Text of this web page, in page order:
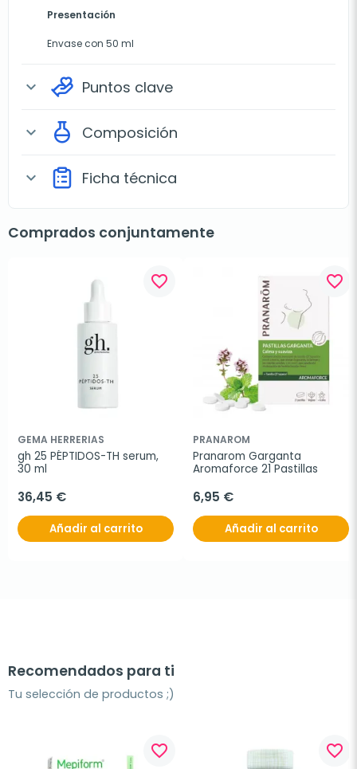
Presentación
Envase con 50 ml
expand_more Puntos clave
expand_more Composición
expand_more Ficha técnica
Comprados conjuntamente
favorite_border
GEMA HERRERIAS
gh 25 PÉPTIDOS-TH serum,
30 ml
36,45 €
Añadir al carrito
favorite_border
PRANAROM
Pranarom Garganta
Aromaforce 21 Pastillas
6,95 €
Añadir al carrito
Recomendados para ti
Tu selección de productos ;)
favorite_border favorite_border